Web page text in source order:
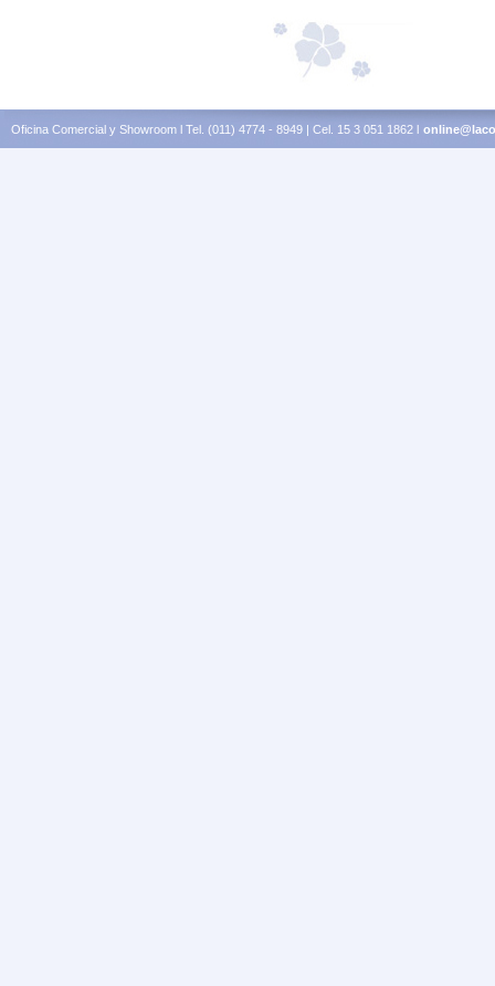
Oficina Comercial y Showroom l Tel. (011) 4774 - 8949 | Cel. 15 3 051 1862 l